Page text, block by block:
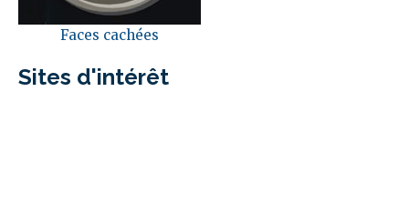
Faces cachées
Sites d'intérêt